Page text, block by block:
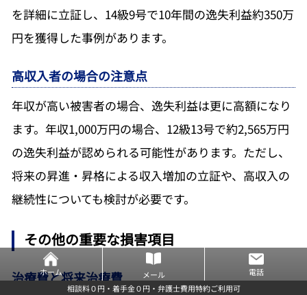
を詳細に立証し、14級9号で10年間の逸失利益約350万
円を獲得した事例があります。
高収入者の場合の注意点
年収が高い被害者の場合、逸失利益は更に高額になり
ます。年収1,000万円の場合、12級13号で約2,565万円
の逸失利益が認められる可能性があります。ただし、
将来の昇進・昇格による収入増加の立証や、高収入の
継続性についても検討が必要です。
その他の重要な損害項目
治療費と将来治療費
ホーム メール
電話
相談料０円・着手金０円・弁護士費用特約ご利用可